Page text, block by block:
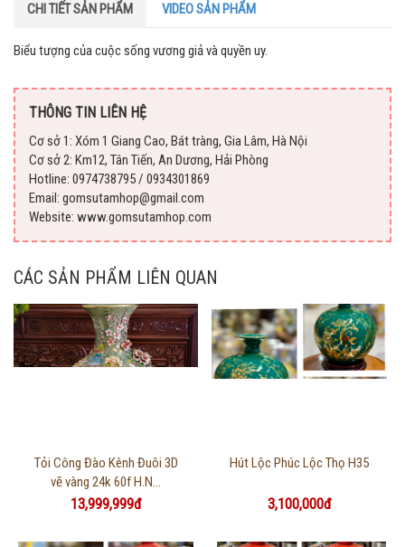
CHI TIẾT SẢN PHẨM VIDEO SẢN PHẨM
Biểu tượng của cuộc sống vương giả và quyền uy.
THÔNG TIN LIÊN HỆ
Cơ sở 1: Xóm 1 Giang Cao, Bát tràng, Gia Lâm, Hà Nội
Cơ sở 2: Km12, Tân Tiến, An Dương, Hải Phòng
Hotline: 0974738795 / 0934301869
Email: gomsutamhop@gmail.com
Website: www.gomsutamhop.com
CÁC SẢN PHẨM LIÊN QUAN
Thông tin chi tiết
Tỏi Công Đào Kênh Đuôi 3D
vẽ vàng 24k 60f H.N...
13,999,999đ
Thông tin chi tiết
Hút Lộc Phúc Lộc Thọ H35
3,100,000đ